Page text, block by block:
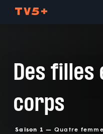
Des filles
corps
Saison 1 — Quatre